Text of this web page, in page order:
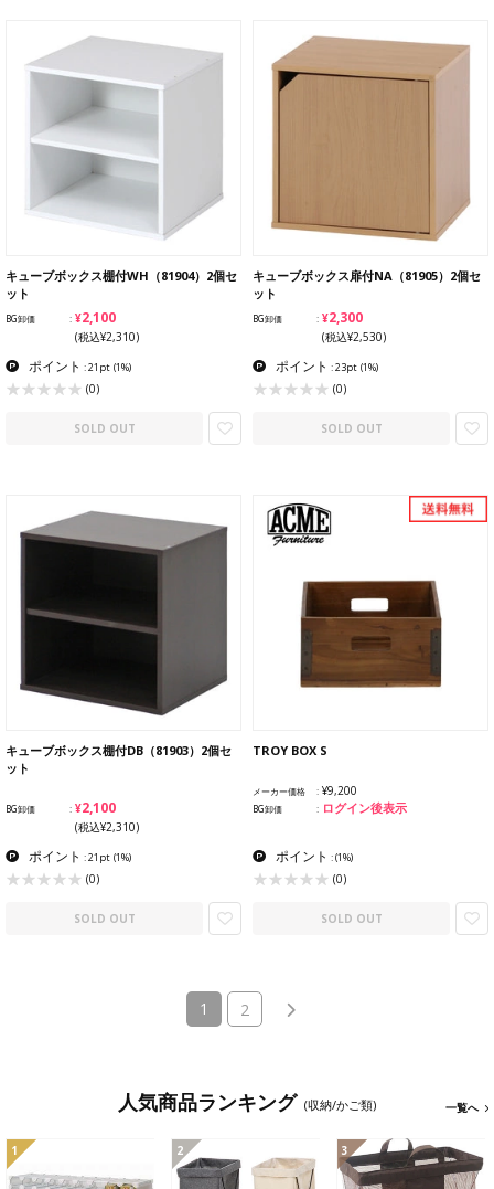
キューブボックス棚付WH（81904）2個セ
ット
BG卸価 ¥2,100
(税込¥2,310)
ポイント : 21pt (1%)
(0)
SOLD OUT
キューブボックス扉付NA（81905）2個セ
ット
BG卸価 ¥2,300
(税込¥2,530)
ポイント : 23pt (1%)
(0)
SOLD OUT
キューブボックス棚付DB（81903）2個セ
ット
BG卸価 ¥2,100
(税込¥2,310)
ポイント : 21pt (1%)
(0)
SOLD OUT
TROY BOX S
メーカー価格 ¥9,200
BG卸価 ログイン後表示
ポイント :(1%)
(0)
SOLD OUT
1 (current)
2
人気商品ランキング (収納/かご類) 一覧へ
1 2 3